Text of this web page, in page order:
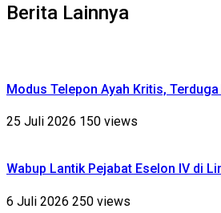
Berita Lainnya
Modus Telepon Ayah Kritis,
25 Juli 2026 150 views
Wabup Lantik Pejabat Eselon IV di
6 Juli 2026 250 views